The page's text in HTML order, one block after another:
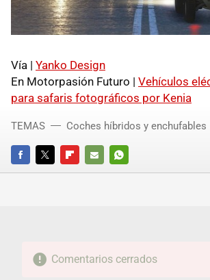
Vía | Yanko Design
En Motorpasión Futuro | Vehículos
para safaris fotográficos por Kenia
FACEBOOKTWITTERFLIPBOARD
E-
WHATSAPP
TEMAS Coches híbridos y enchufables
Comentarios cerrados